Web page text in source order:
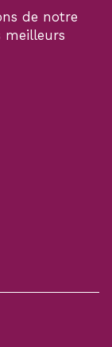
de notre
meilleurs